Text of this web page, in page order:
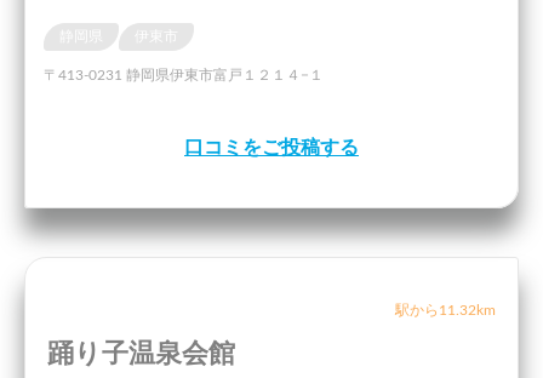
〒413-0231 静岡県伊東市富戸１２１４−１
口コミをご投稿する
駅から11.32km
踊り子温泉会館